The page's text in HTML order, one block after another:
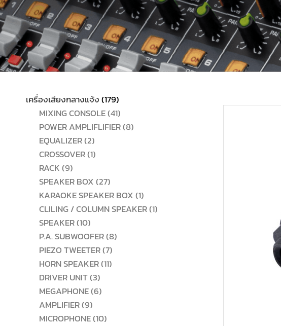
เครื่องเสียงกลางแจ้ง 179179
สินค้า
MIXING CONSOLE 4141
สินค้า
POWER AMPLIFLIFIER 88
EQUALIZER 22
สินค้า
CROSSOVER 11
RACK 99
สินค้า
SPEAKER BOX 2727
สินค้า
KARAOKE SPEAKER BOX 11
สินค้า
CLILING / COLUMN SPEAKER 11
SPEAKER 1010
สินค้า
P.A. SUBWOOFER 88
PIEZO TWEETER 77
สินค้า
HORN SPEAKER 1111
DRIVER UNIT 33
สินค้า
MEGAPHONE 66
AMPLIFIER 99
สินค้า
MICROPHONE 1010